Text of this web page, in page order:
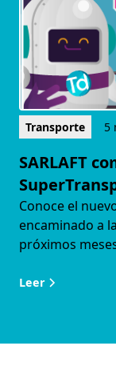
Transporte 5
SARLAFT
Conoce el
encaminado a
próximos
Leer